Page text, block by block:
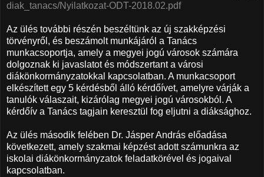
diak_tanacs/Nyilatkozat-ODT-2018.02.pdf
Az ülés további részén beszéltünk az új szakképzési
törvényről, és beszámolt munkájáról a Tanács
munkacsoportja, amely a megyei jogú városok számára
dolgoznak ki javaslatot és módszertant a városi
diákönkormányzatokkal kapcsolatban. A munkacsoport
elkészített egy 5 kérdésből álló kérdőívet, amelyre várják a
tanulók válaszait, kizárólag megyei jogú városokból. A
kérdőív a Tanács tagjain keresztül fog eljutni a diáksághoz.
Az ülés második felében Dr. Jásper András előadása
következett, amely szakmai képzést adott számunkra az
iskolai diákönkormányzatok feladatkörével és jogaival
kapcsolatban.